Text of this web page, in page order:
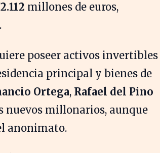
millones de euros,
poseer activos invertibles
principal y bienes de
Ortega, Rafael del Pino
nuevos millonarios, aunque
anonimato.